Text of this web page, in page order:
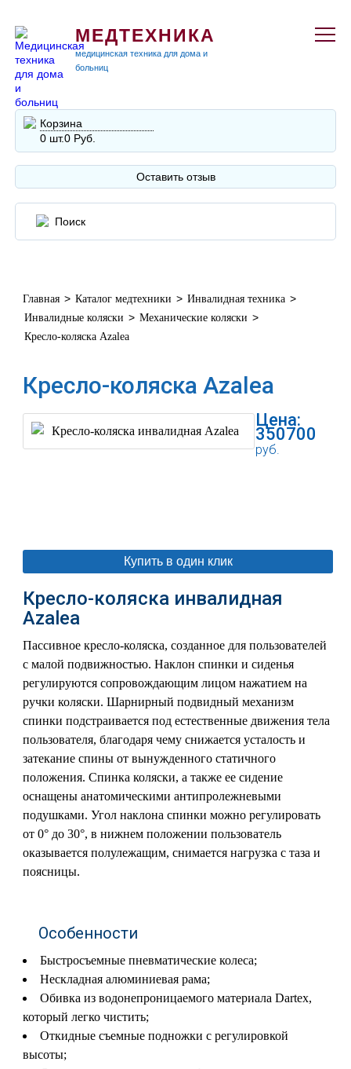
МЕДТЕХНИКА
медицинская техника для дома и
больниц
Корзина
0 шт.0 Руб.
Оставить отзыв
Главная > Каталог медтехники > Инвалидная техника >
Инвалидные коляски > Механические коляски >
Кресло-коляска Azalea
Кресло-коляска Azalea
Цена:
350700
руб.
Купить в один клик
Кресло-коляска инвалидная
Azalea
Пассивное кресло-коляска, созданное для пользователей
с малой подвижностью. Наклон спинки и сиденья
регулируются сопровождающим лицом нажатием на
ручки коляски. Шарнирный подвидный механизм
спинки подстраивается под естественные движения тела
пользователя, благодаря чему снижается усталость и
затекание спины от вынужденного статичного
положения. Спинка коляски, а также ее сидение
оснащены анатомическими антипролежневыми
подушками. Угол наклона спинки можно регулировать
от 0° до 30°, в нижнем положении пользователь
оказывается полулежащим, снимается нагрузка с таза и
поясницы.
Особенности
Быстросъемные пневматические колеса;
Нескладная алюминиевая рама;
Обивка из водонепроницаемого материала Dartex,
который легко чистить;
Откидные съемные подножки с регулировкой
высоты;